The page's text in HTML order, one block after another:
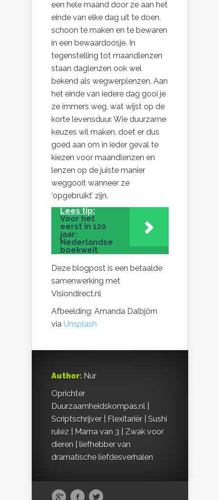
een hele maand door ze aan het
einde van elke dag uit te doen,
schoon te maken en te bewaren
in een bewaardoosje. In
tegenstelling tot maandlenzen
staan daglenzen ook wel
bekend als wegwerplenzen. Aan
het einde van iedere dag gooi je
ze immers weg, wat wijst op de
korte levensduur. Wie duurzame
keuzes wil maken, doet er dus
goed aan om in ieder geval te
kiezen voor maandlenzen en
lenzen op de juiste manier
weggooit wanneer ze
‘opgebruikt’ zijn.
Lees tip:
Voor het
eerst in 120
jaar:
Nederlandse
boekweit
Deze blogpost is een betaalde
samenwerking met
Visiondirect.nl
Afbeelding: Amanda Dalbjörn
via Unsplash
Author: Nur
Oprichter
Duurzaamheidskompas.nl |
Scriptschrijver | Flexitariër | Sushi
rulez | Mama van 3 | Zwak voor
dieren | liefhebber van
dramatische liefdesverhalen